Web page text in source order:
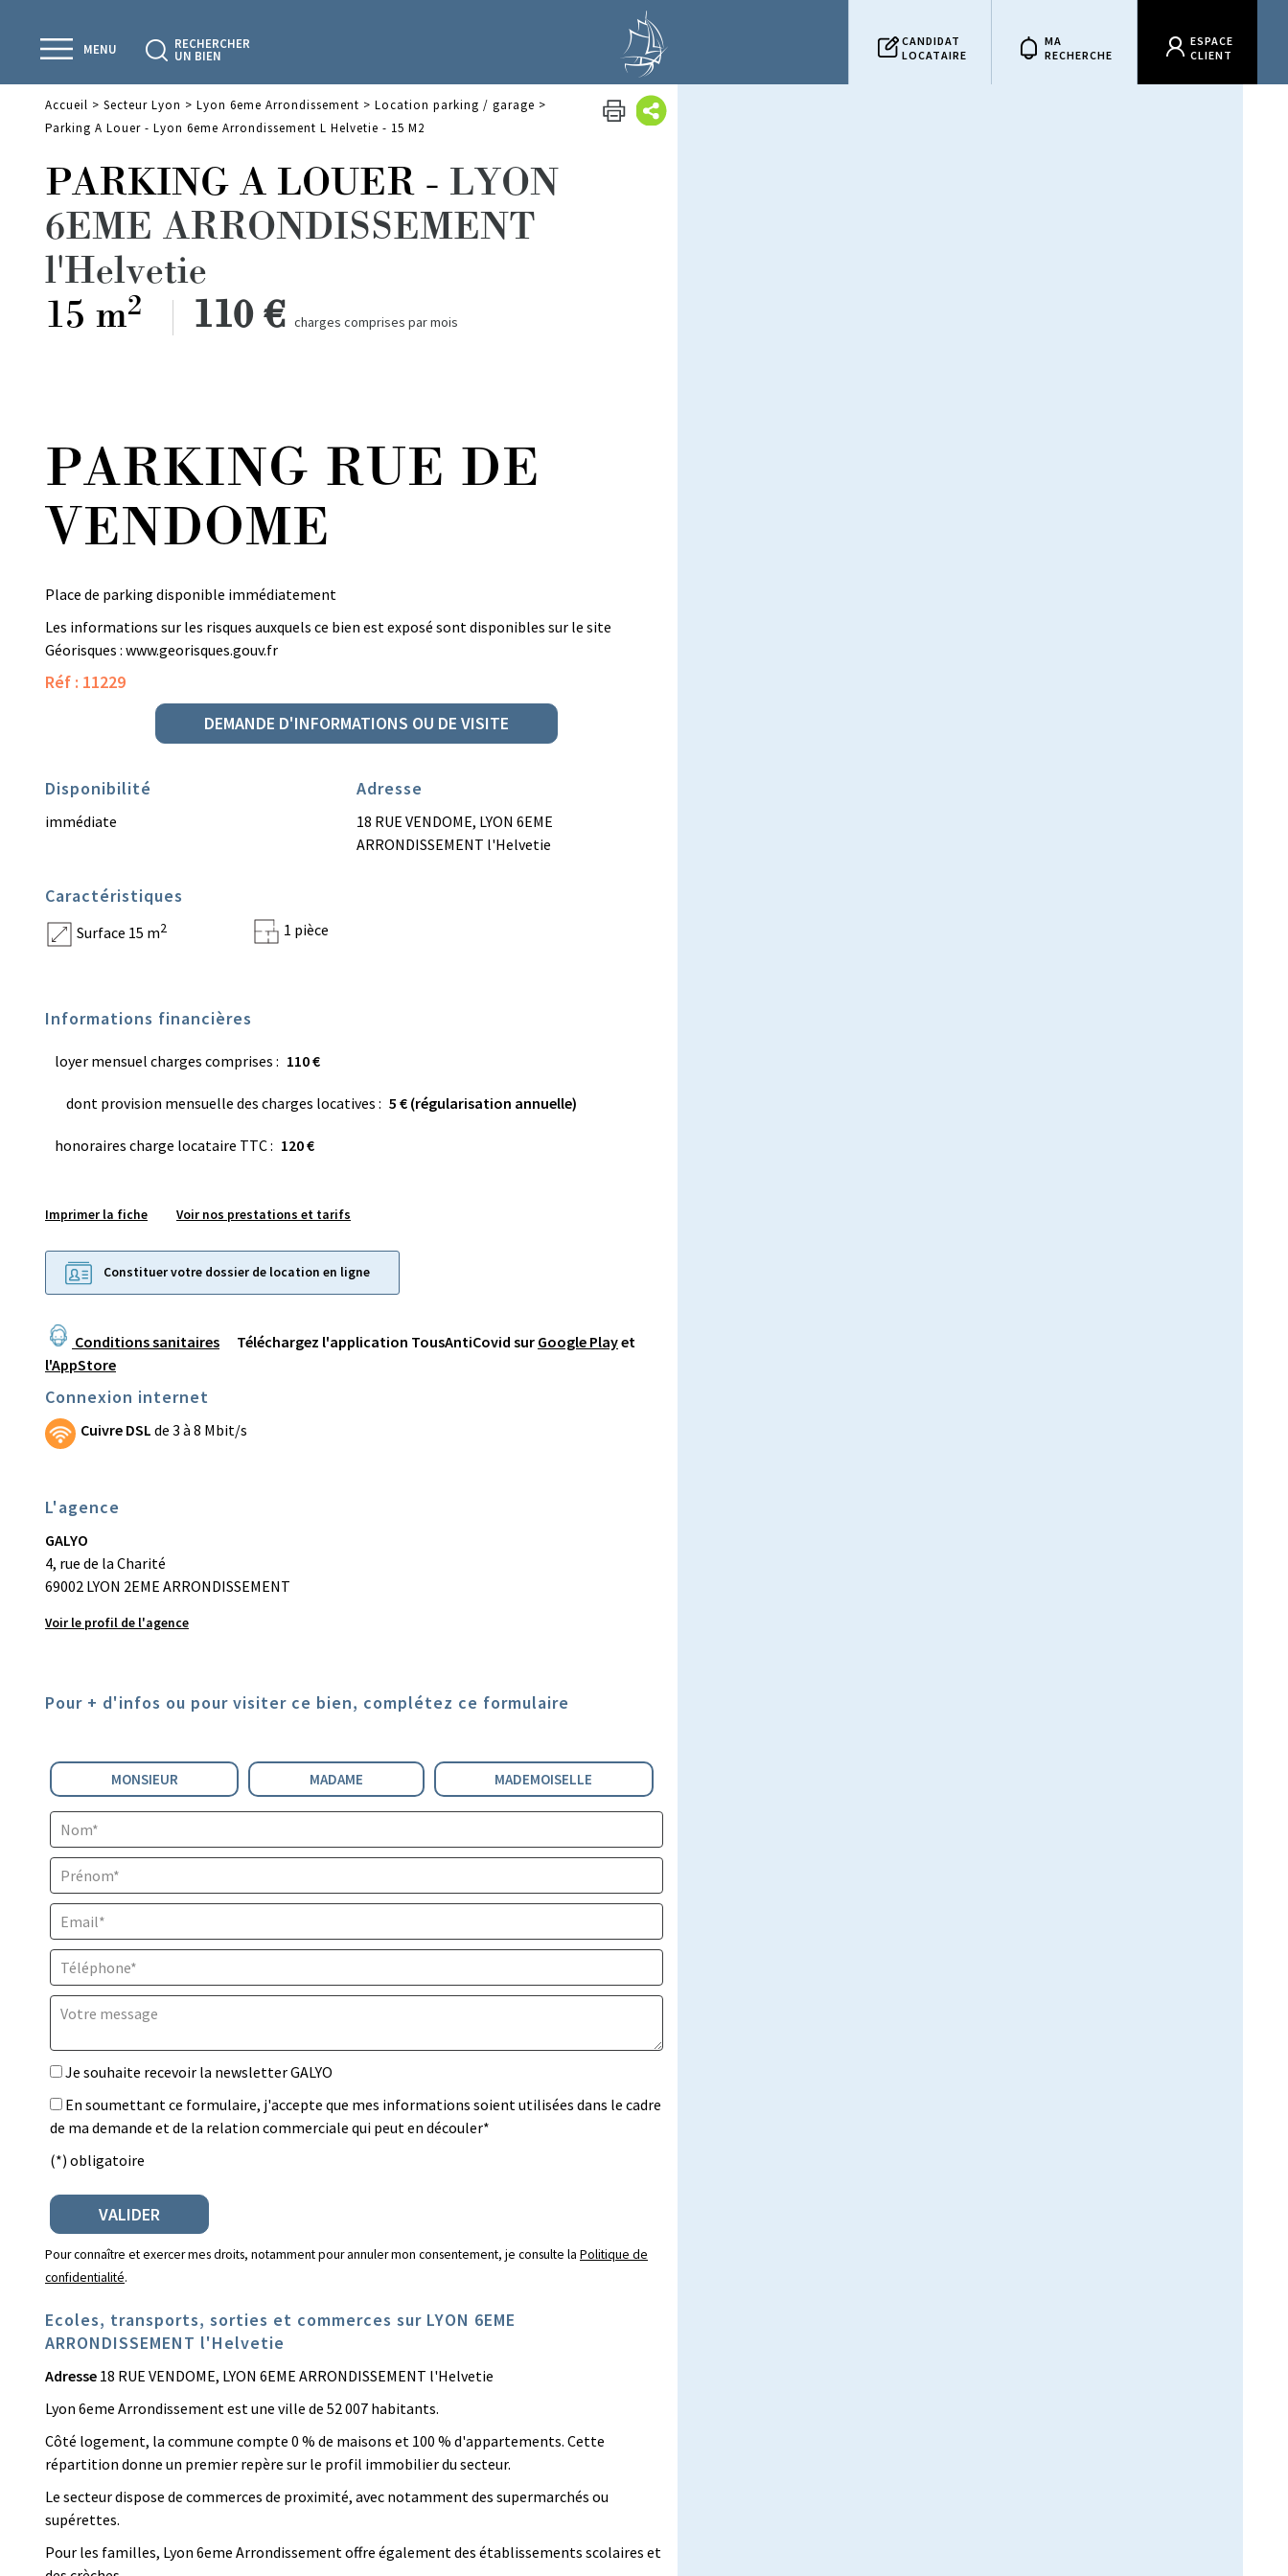
CANDIDAT
LOCATAIRE
MA
RECHERCHE
ESPACE
CLIENT
RECHERCHER
UN BIEN
MENU
Accueil > Secteur Lyon > Lyon 6eme Arrondissement > Location parking / garage >
Parking A Louer - Lyon 6eme Arrondissement L Helvetie - 15 M2
PARKING A LOUER - LYON
6EME ARRONDISSEMENT
l'Helvetie
15 m2 110 € charges comprises par mois
PARKING RUE DE
VENDOME
Place de parking disponible immédiatement
Les informations sur les risques auxquels ce bien est exposé sont disponibles sur le site
Géorisques : www.georisques.gouv.fr
Réf : 11229
DEMANDE D'INFORMATIONS OU DE VISITE
Disponibilité
immédiate
Adresse
18 RUE VENDOME, LYON 6EME
ARRONDISSEMENT l'Helvetie
Caractéristiques
Surface 15 m2 1 pièce
Informations financières
loyer mensuel charges comprises : 110 €
dont provision mensuelle des charges locatives : 5 € (régularisation annuelle)
honoraires charge locataire TTC : 120 €
Imprimer la fiche Voir nos prestations et tarifs
Constituer votre dossier de location en ligne
Conditions sanitaires Téléchargez l'application TousAntiCovid sur Google Playet
l'AppStore
Connexion internet
Cuivre DSL de 3 à 8 Mbit/s
L'agence
GALYO
4, rue de la Charité
69002 LYON 2EME ARRONDISSEMENT
Voir le profil de l'agence
Pour + d'infos ou pour visiter ce bien, complétez ce formulaire
Civilité : MONSIEUR MADAME MADEMOISELLE
Nom* :
Prénom* :
Email* :
Téléphone* :
Votre message :
Je souhaite recevoir la newsletter GALYO
En soumettant ce formulaire, j'accepte que mes informations soient utilisées dans le cadre
de ma demande et de la relation commerciale qui peut en découler*
(*) obligatoire
Pour connaître et exercer mes droits, notamment pour annuler mon consentement, je consulte la Politique de
confidentialité.
Ecoles, transports, sorties et commerces sur LYON 6EME
ARRONDISSEMENT l'Helvetie
Adresse 18 RUE VENDOME, LYON 6EME ARRONDISSEMENT l'Helvetie
Lyon 6eme Arrondissement est une ville de 52 007 habitants.
Côté logement, la commune compte 0 % de maisons et 100 % d'appartements. Cette
répartition donne un premier repère sur le profil immobilier du secteur.
Le secteur dispose de commerces de proximité, avec notamment des supermarchés ou
supérettes.
Pour les familles, Lyon 6eme Arrondissement offre également des établissements scolaires et